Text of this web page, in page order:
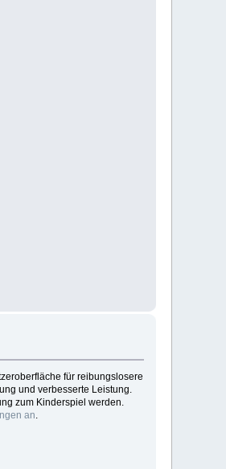
für reibungslosere
und verbesserte Leistung.
zum Kinderspiel werden.
an